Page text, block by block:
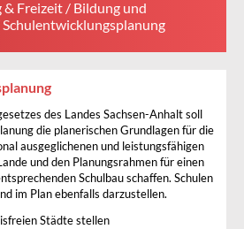
& Freizeit / Bildung und
Schulentwicklungsplanung
des Landes Sachsen-Anhalt soll
die planerischen Grundlagen für die
ausgeglichenen und leistungsfähigen
und den Planungsrahmen für einen
Schulbau schaffen. Schulen
im Plan ebenfalls darzustellen.
Städte stellen